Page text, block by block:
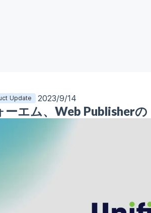
Update 2023/9/14
ーエム、Web Publisher